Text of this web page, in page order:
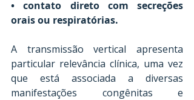
• contato direto com secreções
orais ou respiratórias.
A transmissão vertical apresenta
particular relevância clínica, uma vez
que está associada a diversas
manifestações congênitas e